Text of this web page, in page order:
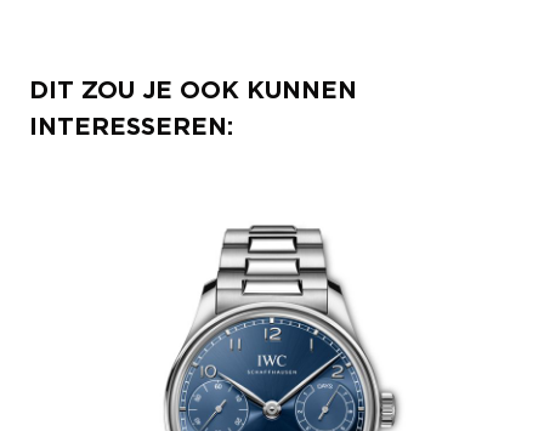
DIT ZOU JE OOK KUNNEN
INTERESSEREN: